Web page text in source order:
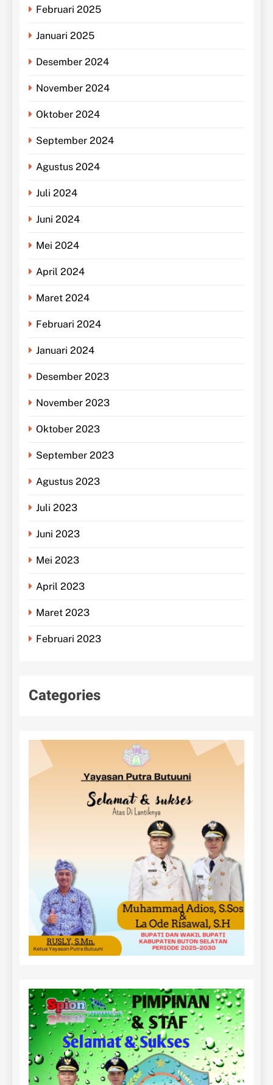
Februari 2025
Januari 2025
Desember 2024
November 2024
Oktober 2024
September 2024
Agustus 2024
Juli 2024
Juni 2024
Mei 2024
April 2024
Maret 2024
Februari 2024
Januari 2024
Desember 2023
November 2023
Oktober 2023
September 2023
Agustus 2023
Juli 2023
Juni 2023
Mei 2023
April 2023
Maret 2023
Februari 2023
Categories